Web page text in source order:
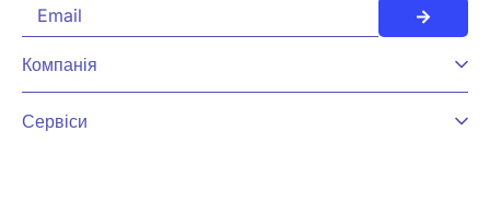
Компанія
Сервіси